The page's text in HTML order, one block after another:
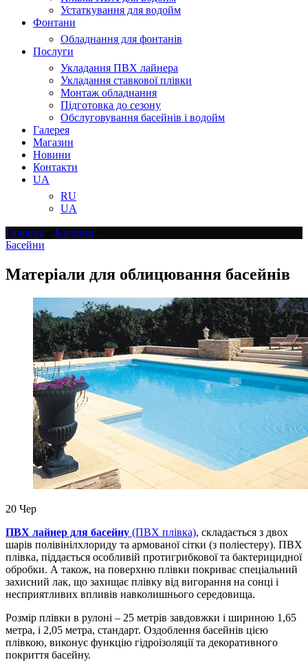
Устаткування для водойм
Фонтани
Обладнання для фонтанів
Послуги
Укладання ПВХ лайнера
Укладання ставкової плівки
Монтаж обладнання
Підготовка до сезону
Обслуговування басейнів і водойм
Галерея
Магазин
Новини
Контакти
UA
RU
UA
Головна Басейни
Басейни
Матеріали для облицювання басейнів
20 Чер
ПВХ лайнер для басейну (ПВХ плівка), складається з двох
шарів полівінілхлориду та армованої сітки (з поліестеру). ПВХ
плівка, піддається особливій протигрибкової та бактерицидної
обробки. А також, на поверхню плівки покриває спеціальний
захисний лак, що захищає плівку від вигорання на сонці і
несприятливих впливів навколишнього середовища.
Розмір плівки в рулоні – 25 метрів завдовжки і шириною 1,65
метра, і 2,05 метра, стандарт. Оздоблення басейнів цією
плівкою, виконує функцію гідроізоляції та декоративного
покриття басейну.